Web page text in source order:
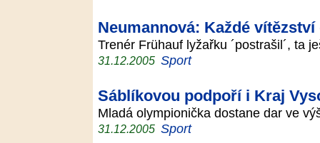
Neumannová: Každé
Trenér Frühauf lyžařku ´postrašil´, ta
31.12.2005 Sport
Sáblíkovou podpoří i Kraj
Mladá olympionička dostane dar ve
31.12.2005 Sport